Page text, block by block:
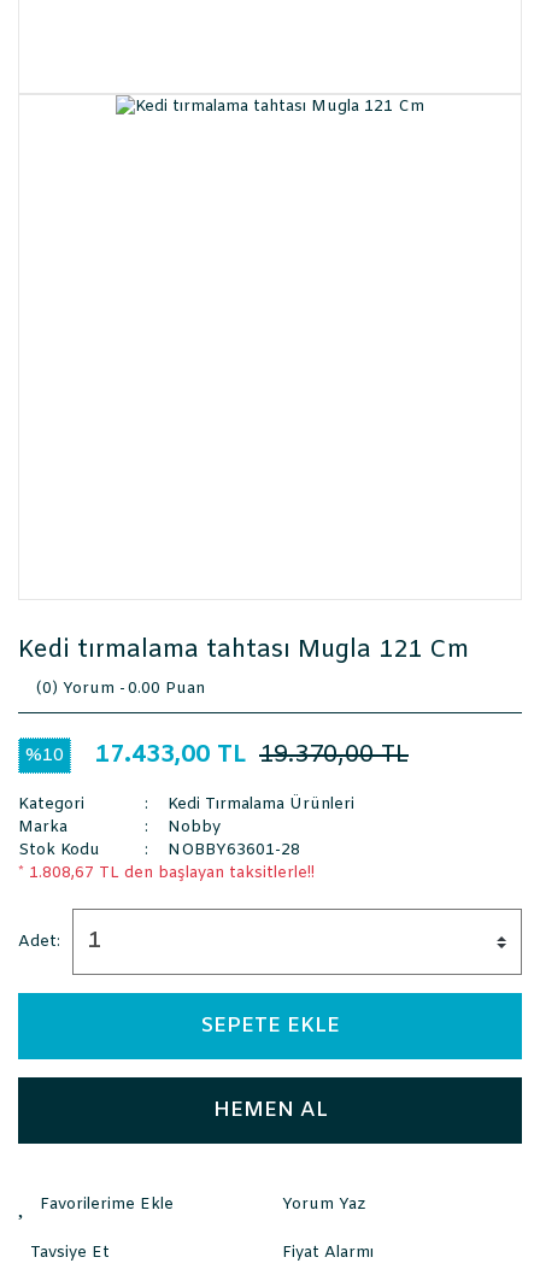
Kedi tırmalama tahtası Mugla 121 Cm
(0) Yorum -0.00 Puan
%10 17.433,00 TL 19.370,00 TL
Kategori
Kedi Tırmalama Ürünleri
Marka
Nobby
Stok Kodu
NOBBY63601-28
* 1.808,67 TL den başlayan taksitlerle!!
Adet:
SEPETE EKLE
HEMEN AL
Yorum Yaz
Tavsiye Et Fiyat Alarmı